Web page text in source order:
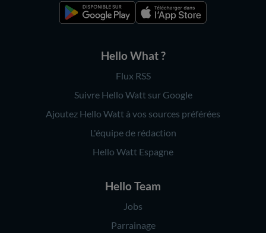
Hello What ?
Flux RSS
Suivre Hello Watt sur Google
Ajoutez Hello Watt à vos sources préférées
L'équipe de rédaction
Hello Watt Espagne
Hello Team
Jobs
Parrainage